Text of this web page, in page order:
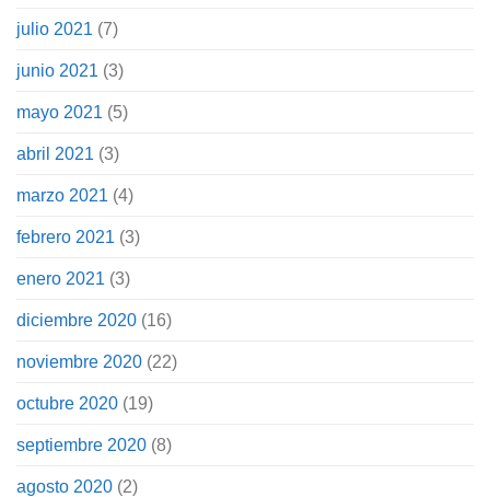
julio 2021 (7)
junio 2021 (3)
mayo 2021 (5)
abril 2021 (3)
marzo 2021 (4)
febrero 2021 (3)
enero 2021 (3)
diciembre 2020 (16)
noviembre 2020 (22)
octubre 2020 (19)
septiembre 2020 (8)
agosto 2020 (2)